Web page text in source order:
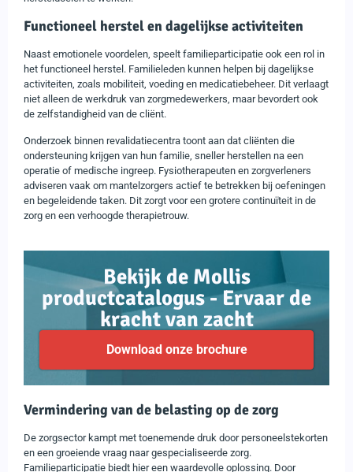
Functioneel herstel en dagelijkse activiteiten
Naast emotionele voordelen, speelt familieparticipatie ook een rol in
het functioneel herstel. Familieleden kunnen helpen bij dagelijkse
activiteiten, zoals mobiliteit, voeding en medicatiebeheer. Dit verlaagt
niet alleen de werkdruk van zorgmedewerkers, maar bevordert ook
de zelfstandigheid van de cliënt.
Onderzoek binnen revalidatiecentra toont aan dat cliënten die
ondersteuning krijgen van hun familie, sneller herstellen na een
operatie of medische ingreep. Fysiotherapeuten en zorgverleners
adviseren vaak om mantelzorgers actief te betrekken bij oefeningen
en begeleidende taken. Dit zorgt voor een grotere continuïteit in de
zorg en een verhoogde therapietrouw.
Bekijk de Mollis
productcatalogus - Ervaar de
kracht van zacht
Download onze brochure
Vermindering van de belasting op de zorg
De zorgsector kampt met toenemende druk door personeelstekorten
en een groeiende vraag naar gespecialiseerde zorg.
Familieparticipatie biedt hier een waardevolle oplossing. Door